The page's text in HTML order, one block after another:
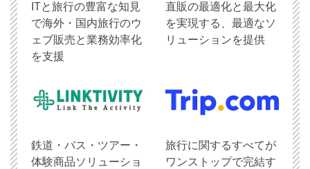
ITと旅行の豊富な知見
で海外・国内旅行のウ
ェブ販売と業務効率化
を支援
直販の最適化と最大化
を実現する、最適なソ
リューションを提供
鉄道・バス・ツアー・
体験商品ソリューショ
旅行に関するすべてが
ワンストップで完結す